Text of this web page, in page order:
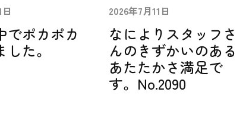
でポカポカ
た。
2026年7月11日
なによりスタッフさ
んのきずかいのある
あたたかさ満足で
す。No.2090